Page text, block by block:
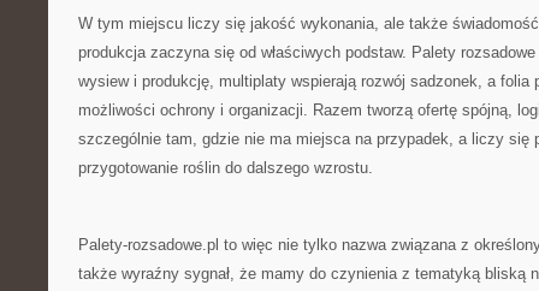
W tym miejscu liczy się jakość wykonania, ale także
produkcja zaczyna się od właściwych podstaw. Palety
wysiew i produkcję, multiplaty wspierają rozwój sadzonek, a folia
możliwości ochrony i organizacji. Razem tworzą ofertę spójną,
szczególnie tam, gdzie nie ma miejsca na przypadek, a liczy się
przygotowanie roślin do dalszego wzrostu.
Palety-rozsadowe.pl to więc nie tylko nazwa związana z
także wyraźny sygnał, że mamy do czynienia z tematyką bliską